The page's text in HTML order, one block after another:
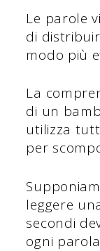
Le parole
di
modo più
La
di un
utilizza
per
leggere
secondi
ogni